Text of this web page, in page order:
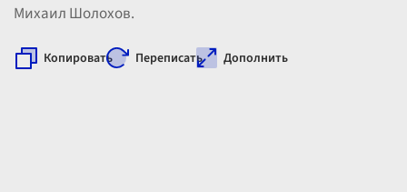
Михаил Шолохов.
Копировать Переписать Дополнить